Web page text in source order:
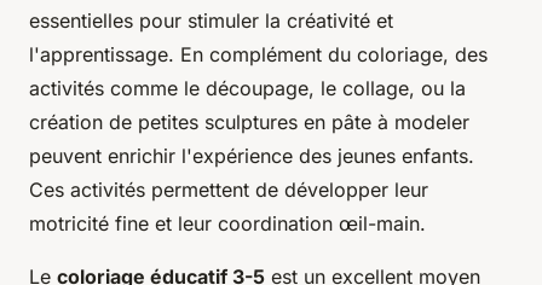
essentielles pour stimuler la créativité et
l'apprentissage. En complément du coloriage, des
activités comme le découpage, le collage, ou la
création de petites sculptures en pâte à modeler
peuvent enrichir l'expérience des jeunes enfants.
Ces activités permettent de développer leur
motricité fine et leur coordination œil-main.
Le coloriage éducatif 3-5 est un excellent moyen